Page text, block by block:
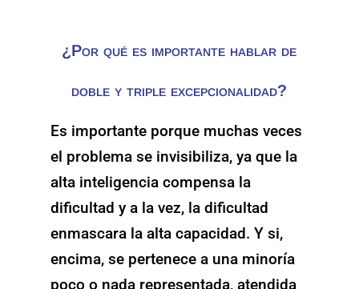
¿Por qué es importante hablar de
doble y triple excepcionalidad?
Es importante porque muchas veces
el problema se invisibiliza, ya que la
alta inteligencia compensa la
dificultad y a la vez, la dificultad
enmascara la alta capacidad. Y si,
encima, se pertenece a una minoría
poco o nada representada, atendida